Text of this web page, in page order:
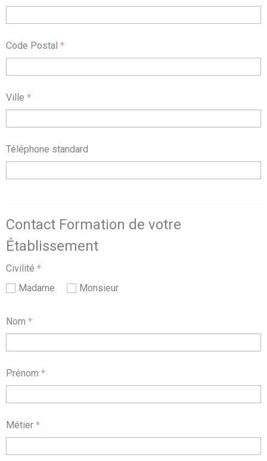
Code Postal *
Ville *
Téléphone standard
Contact Formation de votre
Établissement
Civilité *
Madame
Monsieur
Nom *
Prénom *
Métier *